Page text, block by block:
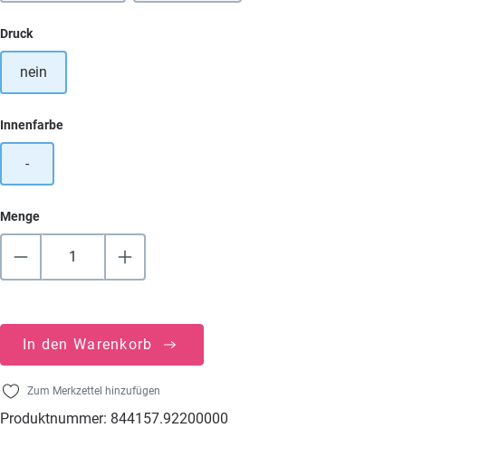
Druckauswählen
nein
Innenfarbeauswählen
-
Menge
In den Warenkorb
Zum Merkzettel hinzufügen
Produktnummer: 844157.92200000